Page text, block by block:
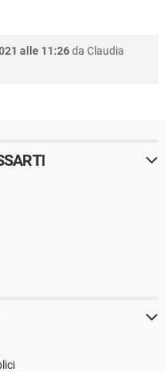
alle 11:26da Claudia